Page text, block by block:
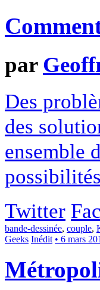
par
Des
des
ensemble
Twitter
bande-dessinée, couple,
Geeks Inédit • 6 mars